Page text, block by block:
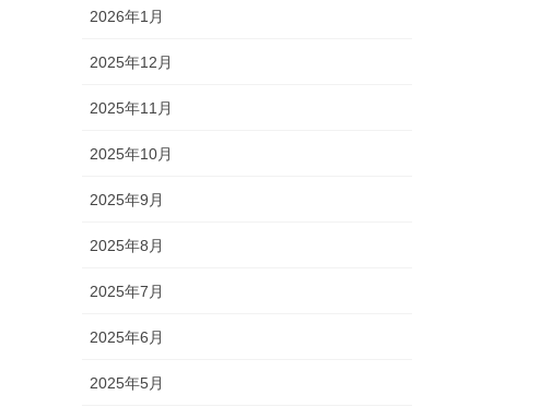
2026年1月
2025年12月
2025年11月
2025年10月
2025年9月
2025年8月
2025年7月
2025年6月
2025年5月